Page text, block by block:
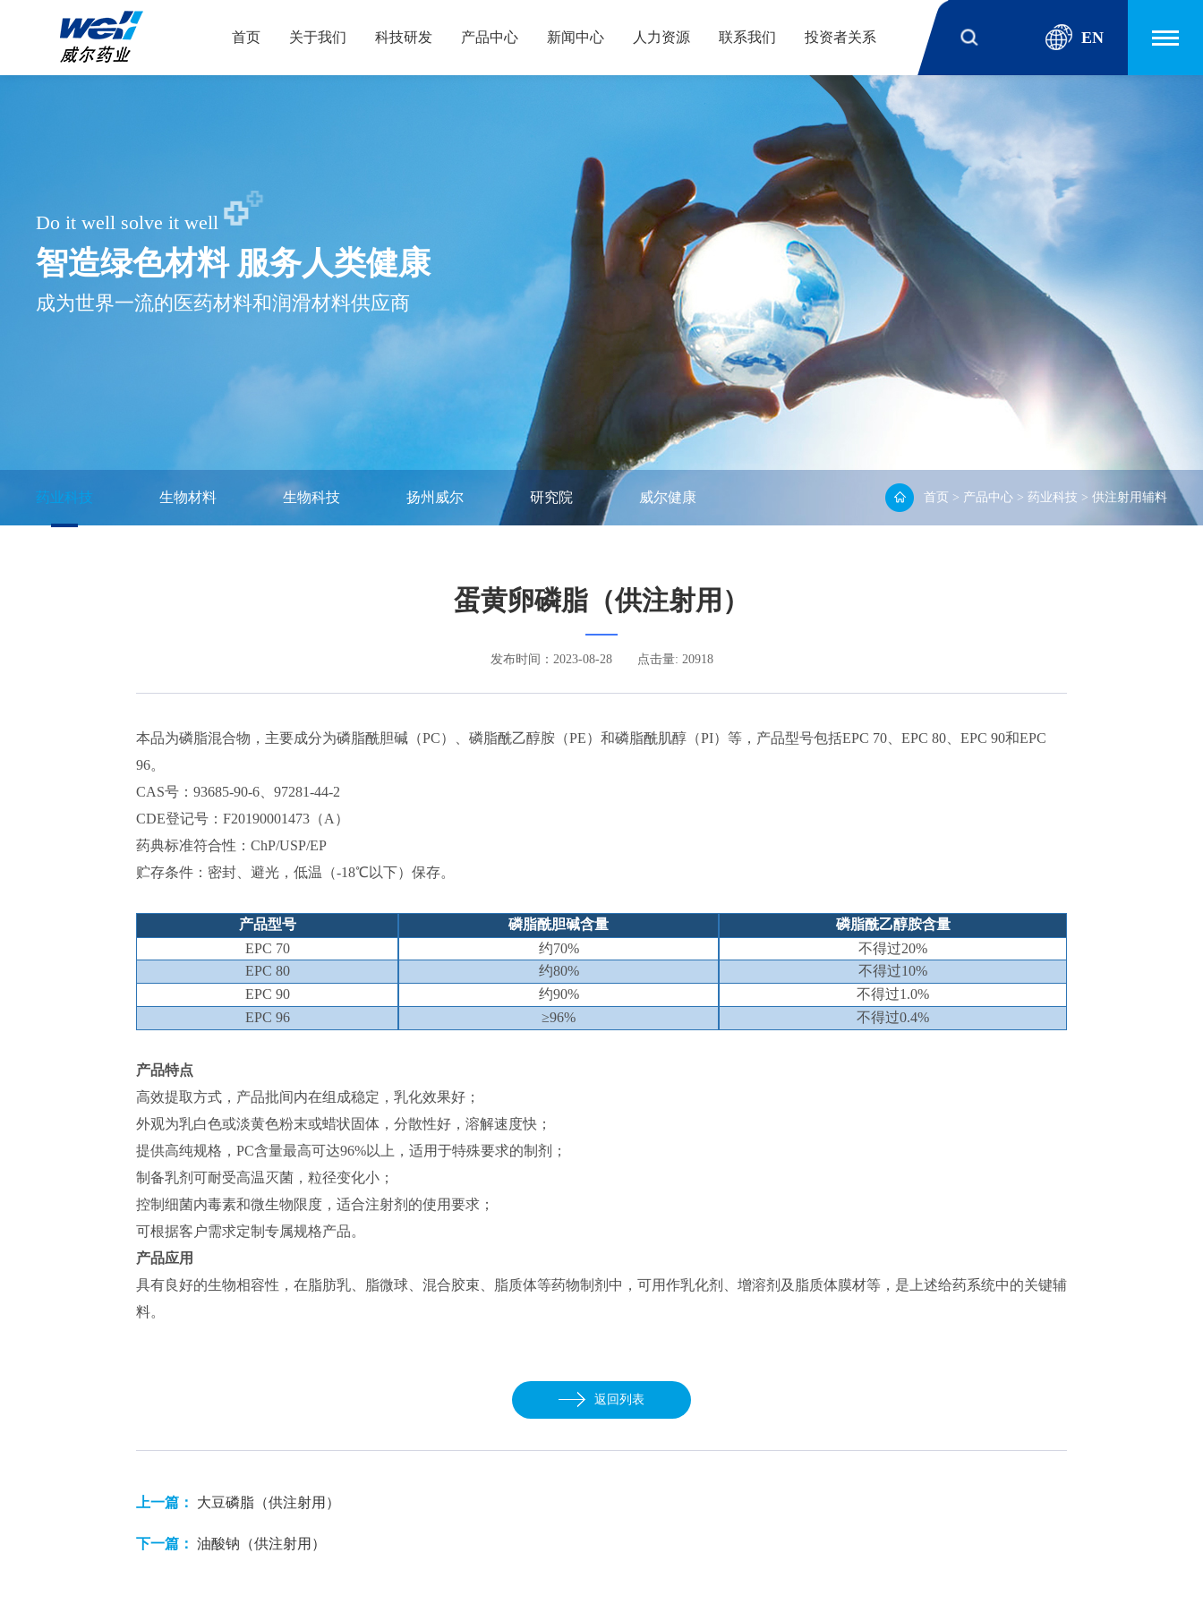
EN
首页 关于我们 科技研发 产品中心 新闻中心 人力资源 联系我们 投资者关系
Do it well solve it well
智造绿色材料 服务人类健康
成为世界一流的医药材料和润滑材料供应商
药业科技 生物材料 生物科技 扬州威尔 研究院 威尔健康 首页 > 产品中心> 药业科技 > 供注射用辅料
蛋黄卵磷脂（供注射用）
发布时间：2023-08-28 点击量: 20918
本品为磷脂混合物，主要成分为磷脂酰胆碱（PC）、磷脂酰乙醇胺（PE）和磷脂酰肌醇（PI）等，产品型号包括EPC 70、EPC 80、EPC 90和EPC
96。
CAS号：93685-90-6、97281-44-2
CDE登记号：F20190001473（A）
药典标准符合性：ChP/USP/EP
贮存条件：密封、避光，低温（-18℃以下）保存。
产品型号 磷脂酰胆碱含量
磷脂酰乙醇胺含量
EPC 70
约70% 不得过20%
EPC 80
约80% 不得过10%
EPC 90
约90% 不得过1 .0%
EPC 96
≥96% 不得过0.4%
产品特点
高效提取方式，产品批间内在组成稳定，乳化效果好；
外观为乳白色或淡黄色粉末或蜡状固体，分散性好，溶解速度快；
提供高纯规格，PC含量最高可达96%以上，适用于特殊要求的制剂；
制备乳剂可耐受高温灭菌，粒径变化小；
控制细菌内毒素和微生物限度，适合注射剂的使用要求；
可根据客户需求定制专属规格产品。
产品应用
具有良好的生物相容性，在脂肪乳、脂微球、混合胶束、脂质体等药物制剂中，可用作乳化剂、增溶剂及脂质体膜材等，是上述给药系统中的关键辅
料。
返回列表
上一篇： 大豆磷脂（供注射用）
下一篇： 油酸钠（供注射用）